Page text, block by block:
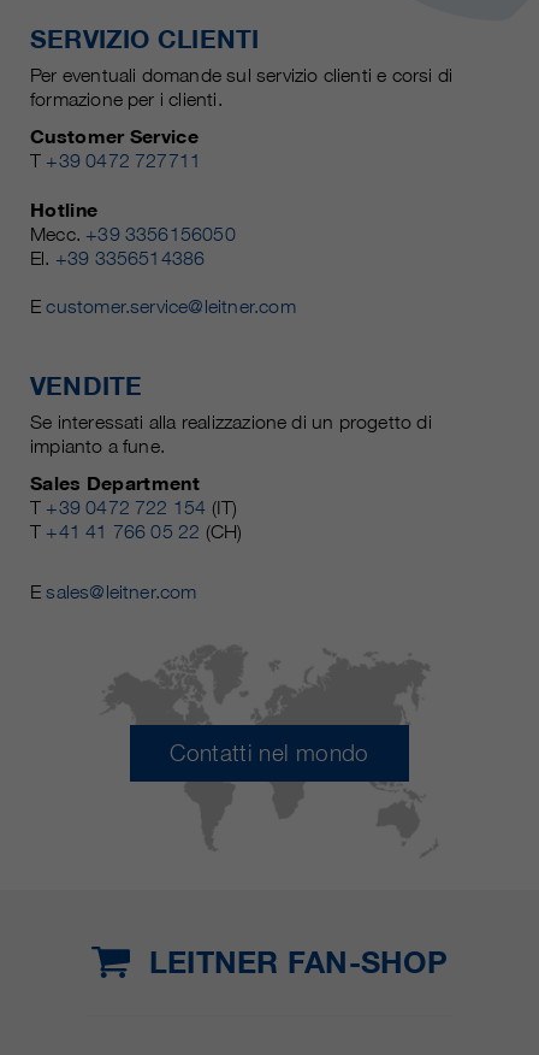
SERVIZIO CLIENTI
Per eventuali domande sul servizio clienti e corsi di
formazione per i clienti.
Customer Service
T +39 0472 727711
Hotline
Mecc. +39 3356156050
El. +39 3356514386
Ecustomer.service@leitner.com
VENDITE
Se interessati alla realizzazione di un progetto di
impianto a fune.
Sales Department
T +39 0472 722 154 (IT)
T +41 41 766 05 22 (CH)
Esales@leitner.com
Contatti nel mondo
LEITNER FAN-SHOP